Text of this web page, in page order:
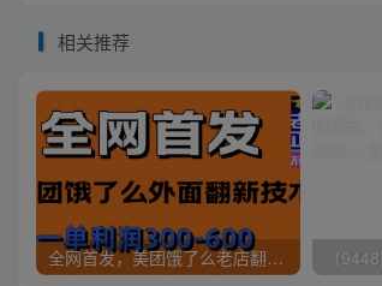
相关推荐
全网首发，美团饿了么老店翻新最新技术，一单利润300-600